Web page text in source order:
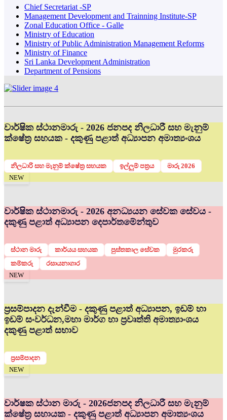
Chief Secretariat -SP
Management Development and Trainning Institute-SP
Zonal Education Office - Galle
Ministry of Education
Ministry of Public Administration Management Reforms
Ministry of Finance
Sri Lanka Development Administration
Department of Pensions
වාර්ෂික ස්ථානමාරු - 2026 ජනපද නිලධාරී සහ මැනුම්
ක්ෂේත්‍ර සහයක - දකුණු පළාත් අධ්‍යාපන අමාත්‍යංශය
නිලධාරි සහ මැනුම් ක්ෂේත්‍ර සහයක ඉල්ලුම් පත්‍රය
මාරු 2026
NEW
වාර්ෂික ස්ථානමාරු - 2026 අනධ්‍යයන සේවක සේවය -
දකුණු පළාත් අධ්‍යාපන දෙපාර්තමේන්තුව
ස්ථාන මාරු කාර්යය සහයක පුස්තකාල සේවක
මුරකරු
කම්කරු
රසායනාගාර
NEW
ප්‍රසම්පාදන දැන්වීම - දකුණු පළාත් අධ්‍යාපන, ඉඩම් හා
ඉඩම් සංවර්ධන,මහා මාර්ග හා ප්‍රවෘත්ති අමාත්‍යාංශය
දකුණු පළාත් සභාව
ප්‍රසම්පාදන
NEW
වාර්ෂක ස්ථාන මාරු - 2026ජනපද නිලධාරී සහ මැනුම්
ක්ෂේත්‍ර සහායක - දකුණු පළාත් අධ්‍යාපන අමාත්‍යංශය